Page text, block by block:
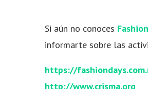
Si aún no conoces
informarte sobre las
https://
http://www.crisma.org